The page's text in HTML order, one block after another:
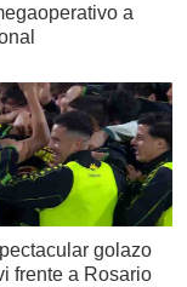
a
golazo
frente a Rosario